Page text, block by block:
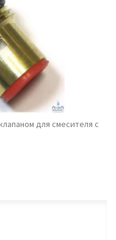
для смесителя с